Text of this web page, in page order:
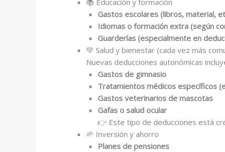
Gastos escolares (libros, material,
Idiomas o formación extra (según
Guarderías (especialmente en
💚 Salud y bienestar (cada vez más
Nuevas deducciones autonómicas
Gastos de gimnasio
Tratamientos médicos específicos
Gastos veterinarios de mascotas
Gafas o salud ocular
👉 Este tipo de deducciones está
🌱 Inversión y ahorro
Planes de pensiones